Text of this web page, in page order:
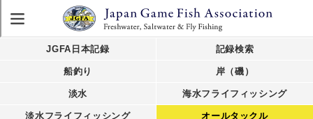
JGFA日本記録 記録検索
船釣り 岸（磯）
淡水 海水フライフィッシング
淡水フライフィッシング オールタックル